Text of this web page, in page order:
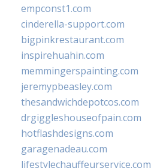
empconst1.com
cinderella-support.com
bigpinkrestaurant.com
inspirehuahin.com
memmingerspainting.com
jeremypbeasley.com
thesandwichdepotcos.com
drgiggleshouseofpain.com
hotflashdesigns.com
garagenadeau.com
lifestylechauffeurservice.com